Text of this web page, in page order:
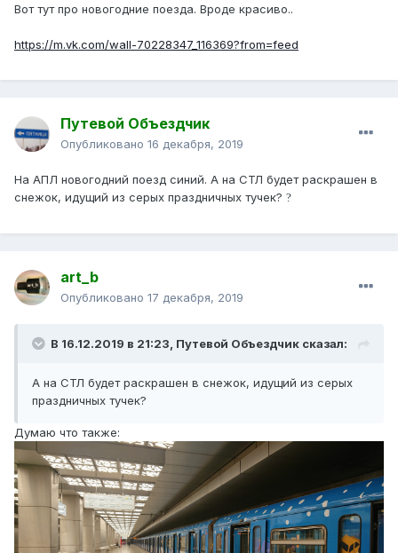
Вот тут про новогодние поезда. Вроде красиво..
https://m.vk.com/wall-70228347_116369?from=feed
Путевой Объездчик
Опубликовано 16 декабря, 2019
На АПЛ новогодний поезд синий. А на СТЛ будет раскрашен в
снежок, идущий из серых праздничных тучек? ?
art_b
Опубликовано 17 декабря, 2019
В 16.12.2019 в 21:23, Путевой Объездчик сказал:
А на СТЛ будет раскрашен в снежок, идущий из серых
праздничных тучек?
Думаю что также: